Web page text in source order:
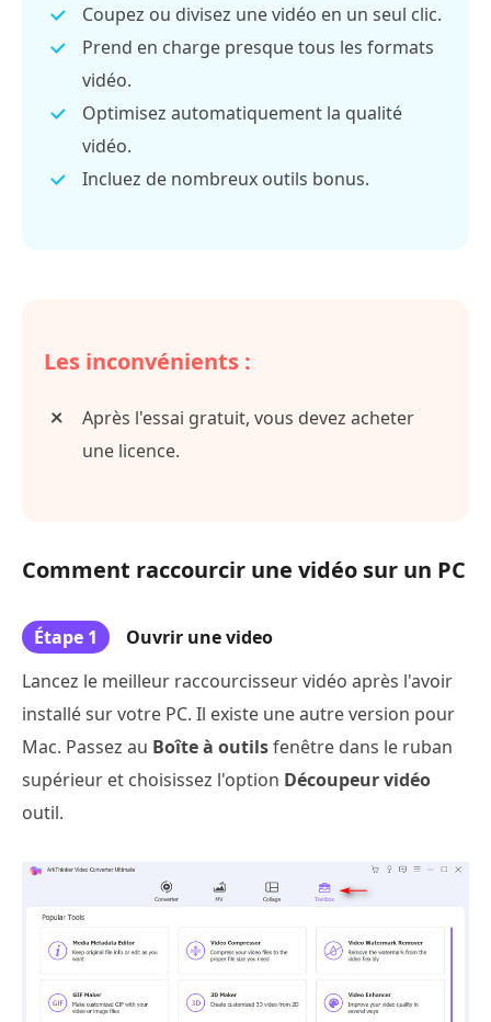
Coupez ou divisez une vidéo en un seul clic.
Prend en charge presque tous les formats
vidéo.
Optimisez automatiquement la qualité
vidéo.
Incluez de nombreux outils bonus.
Les inconvénients :
Après l'essai gratuit, vous devez acheter
une licence.
Comment raccourcir une vidéo sur un PC
Étape 1
Ouvrir une video
Lancez le meilleur raccourcisseur vidéo après l'avoir
installé sur votre PC. Il existe une autre version pour
Mac. Passez au Boîte à outilsfenêtre dans le ruban
supérieur et choisissez l'option Découpeur vidéo
outil.